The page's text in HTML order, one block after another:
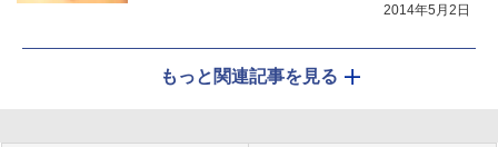
2014年5月2日
もっと関連記事を見る